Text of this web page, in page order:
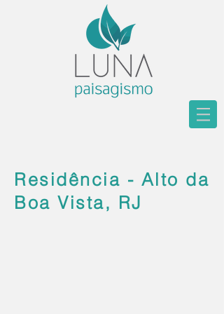
Residência - Alto da
Boa Vista, RJ